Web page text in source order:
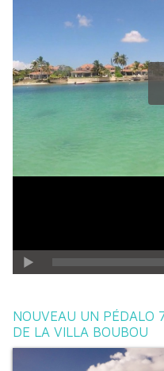
NOUVEAU UN PÉDALO
DE LA VILLA BOUBOU